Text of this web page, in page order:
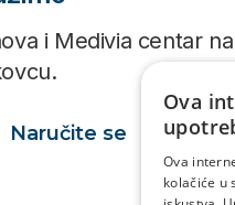
i Medivia centar
Naručite se
Ova
Ova
kolačiće u